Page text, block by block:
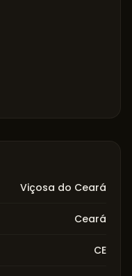
Viçosa do Ceará
Ceará
CE